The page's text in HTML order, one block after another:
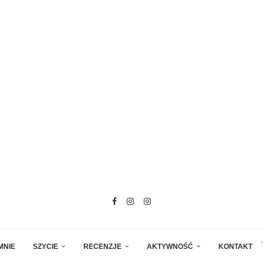
SZYCIE RECENZJE AKTYWNOŚĆ KONTAKT